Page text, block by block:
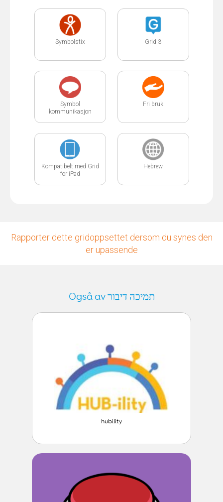
Symbolstix Grid 3
Symbol
kommunikasjon
Fri bruk
Kompatibelt med Grid
for iPad
Hebrew
Rapporter dette gridoppsettet dersom du synes den
er upassende
Også av תמיכה דיבור
hubility